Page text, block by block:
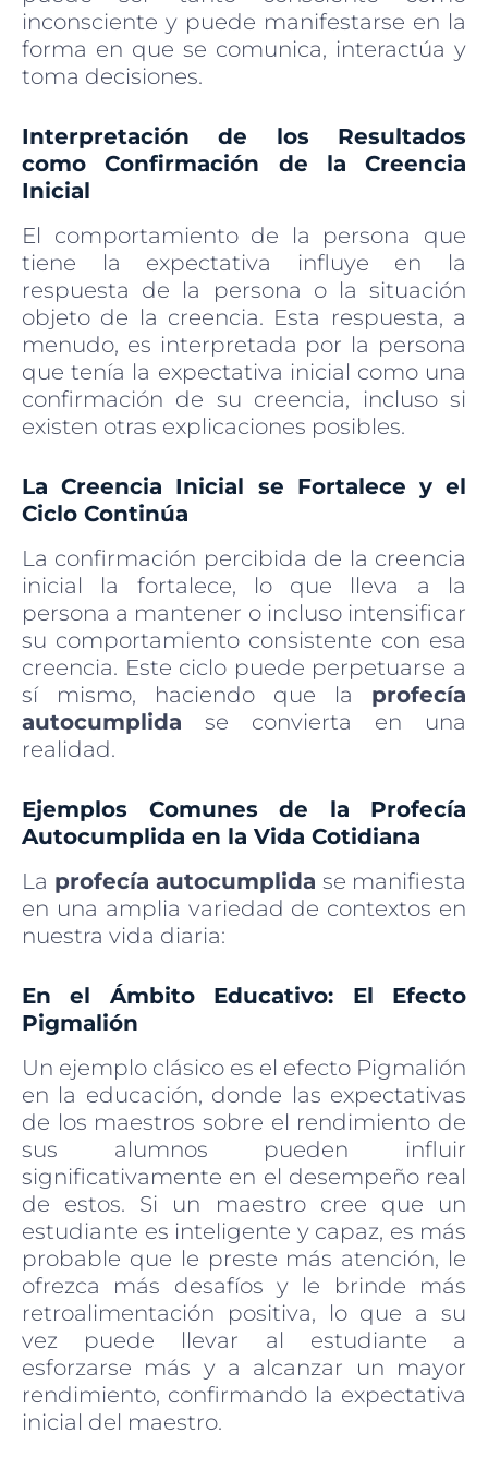
inconsciente y puede manifestarse en la
forma en que se comunica, interactúa y
toma decisiones.
Interpretación de los Resultados
como Confirmación de la Creencia
Inicial
El comportamiento de la persona que
tiene la expectativa influye en la
respuesta de la persona o la situación
objeto de la creencia. Esta respuesta, a
menudo, es interpretada por la persona
que tenía la expectativa inicial como una
confirmación de su creencia, incluso si
existen otras explicaciones posibles.
La Creencia Inicial se Fortalece y el
Ciclo Continúa
La confirmación percibida de la creencia
inicial la fortalece, lo que lleva a la
persona a mantener o incluso intensificar
su comportamiento consistente con esa
creencia. Este ciclo puede perpetuarse a
sí mismo, haciendo que la profecía
autocumplida se convierta en una
realidad.
Ejemplos Comunes de la Profecía
Autocumplida en la Vida Cotidiana
La profecía autocumplida se manifiesta
en una amplia variedad de contextos en
nuestra vida diaria:
En el Ámbito Educativo: El Efecto
Pigmalión
Un ejemplo clásico es el efecto Pigmalión
en la educación, donde las expectativas
de los maestros sobre el rendimiento de
sus alumnos pueden influir
significativamente en el desempeño real
de estos. Si un maestro cree que un
estudiante es inteligente y capaz, es más
probable que le preste más atención, le
ofrezca más desafíos y le brinde más
retroalimentación positiva, lo que a su
vez puede llevar al estudiante a
esforzarse más y a alcanzar un mayor
rendimiento, confirmando la expectativa
inicial del maestro.